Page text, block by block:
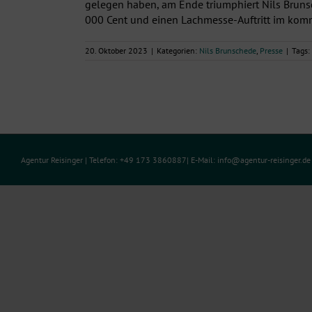
gelegen haben, am Ende triumphiert Nils
000 Cent und einen Lachmesse-Auftritt im
20. Oktober 2023 | Kategorien: Nils Brunschede Presse | Tags:
Agentur Reisinger | Telefon: +49 173 3860887| E-Mail: info@agentur-reisinger.de